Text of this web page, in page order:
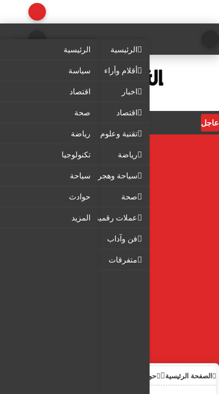
الرئيسية
أقلام وأراء
اخبار
اقتصاد
تقنية وعلوم
رياضة
سياحة وهجرة
صحة
عملات رقمية
فن وآداب
متفرقات
الرئيسية
سياسة
اقتصاد
صحة
رياضة
تكنولوجيا
سياحة
حوادث
المزيد
عاجل
الصفحة الرئيسية حوادث